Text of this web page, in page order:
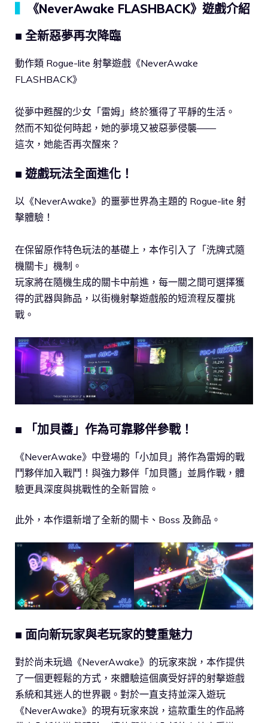
《NeverAwake FLASHBACK》遊戲介紹
■ 全新惡夢再次降臨
動作類 Rogue-lite 射擊遊戲《NeverAwake
FLASHBACK》
從夢中甦醒的少女「雷姆」終於獲得了平靜的生活。
然而不知從何時起，她的夢境又被惡夢侵襲——
這次，她能否再次醒來？
■ 遊戲玩法全面進化！
以《NeverAwake》的噩夢世界為主題的 Rogue-lite 射
擊體驗！
在保留原作特色玩法的基礎上，本作引入了「洗牌式隨
機關卡」機制。
玩家將在隨機生成的關卡中前進，每一關之間可選擇獲
得的武器與飾品，以街機射擊遊戲般的短流程反覆挑
戰。
■ 「加貝醬」作為可靠夥伴參戰！
《NeverAwake》中登場的「小加貝」將作為雷姆的戰
鬥夥伴加入戰鬥！與強力夥伴「加貝醬」並肩作戰，體
驗更具深度與挑戰性的全新冒險。
此外，本作還新增了全新的關卡、Boss 及飾品。
■ 面向新玩家與老玩家的雙重魅力
對於尚未玩過《NeverAwake》的玩家來說，本作提供
了一個更輕鬆的方式，來體驗這個廣受好評的射擊遊戲
系統和其迷人的世界觀。對於一直支持並深入遊玩
《NeverAwake》的現有玩家來說，這款重生的作品將